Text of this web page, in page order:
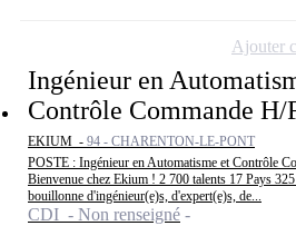
Ingénieur en
Contrôle Commande H/
EKIUM - 94 - CHARENTON-LE-PONT
POSTE : Ingénieur en Automatisme et Contrôle
Bienvenue chez Ekium ! 2 700 talents 17 Pays
bouillonne d'ingénieur(e)s, d'expert(e)s, de...
CDI - Non renseigné
Ajouter